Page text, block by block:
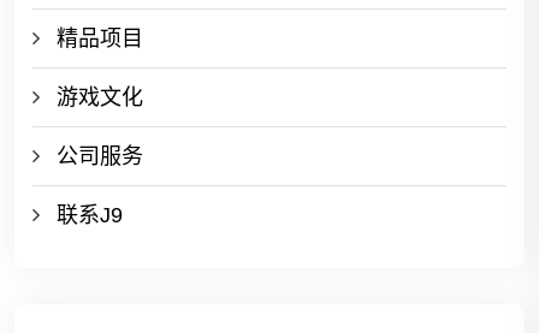
精品项目
游戏文化
公司服务
联系J9